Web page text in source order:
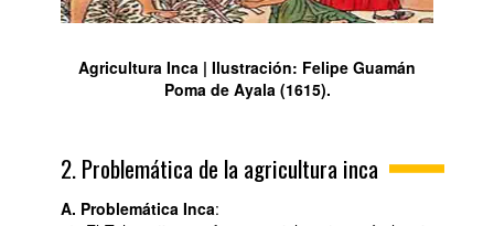
Agricultura Inca | Ilustración: Felipe Guamán
Poma de Ayala (1615).
2. Problemática de la agricultura inca
A. Problemática Inca: